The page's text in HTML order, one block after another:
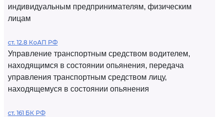
индивидуальным предпринимателям, физическим
лицам
ст. 12.8 КоАП РФ
Управление транспортным средством водителем,
находящимся в состоянии опьянения, передача
управления транспортным средством лицу,
находящемуся в состоянии опьянения
ст. 161 БК РФ